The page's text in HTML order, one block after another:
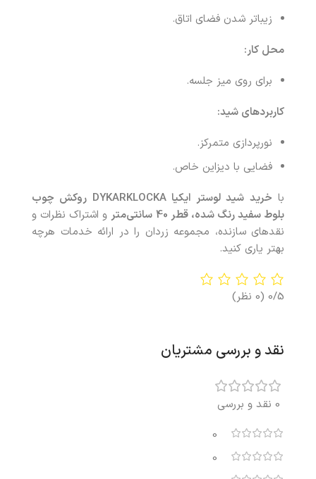
زیباتر شدن فضای اتاق.
محل کار:
برای روی میز جلسه.
کاربردهای شید:
نورپردازی متمرکز.
فضایی با دیزاین خاص.
با خرید
شید لوستر ایکیا DYKARKLOCKA روکش چوب
بلوط سفید رنگ شده، قطر 40 سانتی‌متر
و اشتراک نظرات و
نقدهای سازنده، مجموعه زردان را در ارائه خدمات هرچه
بهتر یاری کنید.
0/5 (0 نظر)
نقد و بررسی مشتریان
0 نقد و بررسی
0
0